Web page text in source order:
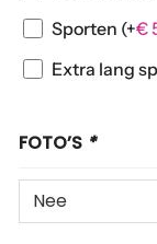
Sporten (+€
Extra lang
FOTO’S *